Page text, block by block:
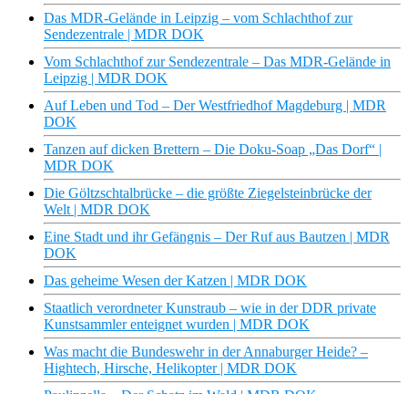
Das MDR-Gelände in Leipzig – vom Schlachthof zur
Sendezentrale | MDR DOK
Vom Schlachthof zur Sendezentrale – Das MDR-Gelände in
Leipzig | MDR DOK
Auf Leben und Tod – Der Westfriedhof Magdeburg | MDR
DOK
Tanzen auf dicken Brettern – Die Doku-Soap „Das Dorf“ |
MDR DOK
Die Göltzschtalbrücke – die größte Ziegelsteinbrücke der
Welt | MDR DOK
Eine Stadt und ihr Gefängnis – Der Ruf aus Bautzen | MDR
DOK
Das geheime Wesen der Katzen | MDR DOK
Staatlich verordneter Kunstraub – wie in der DDR private
Kunstsammler enteignet wurden | MDR DOK
Was macht die Bundeswehr in der Annaburger Heide? –
Hightech, Hirsche, Helikopter | MDR DOK